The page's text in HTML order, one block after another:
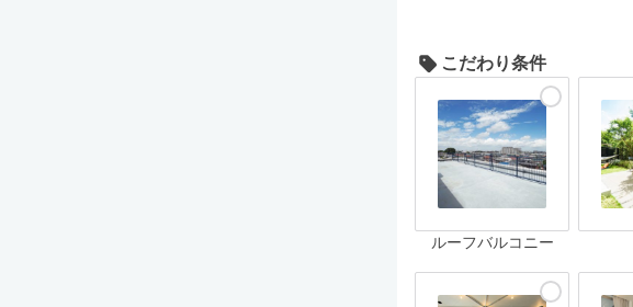
こだわり条件
ルーフバルコニー